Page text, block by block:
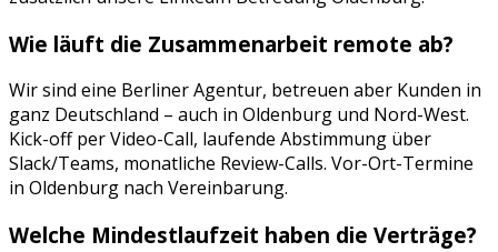
Wie läuft die Zusammenarbeit remote ab?
Wir sind eine Berliner Agentur, betreuen aber Kunden in
ganz Deutschland – auch in Oldenburg und Nord-West.
Kick-off per Video-Call, laufende Abstimmung über
Slack/Teams, monatliche Review-Calls. Vor-Ort-Termine
in Oldenburg nach Vereinbarung.
Welche Mindestlaufzeit haben die Verträge?